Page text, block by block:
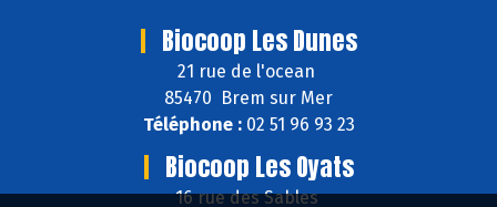
Biocoop Les Dunes
21 rue de l'ocean
85470 Brem sur Mer
Téléphone :02 51 96 93 23
Biocoop Les Oyats
16 rue des Sables